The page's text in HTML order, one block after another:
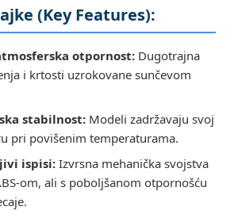
(Key Features):
otpornost: Dugotrajna
i krtosti uzrokovane sunčevom
stabilnost: Modeli zadržavaju svoj
pri povišenim temperaturama.
ispisi:Izvrsna mehanička svojstva
om, ali s poboljšanom otpornošću